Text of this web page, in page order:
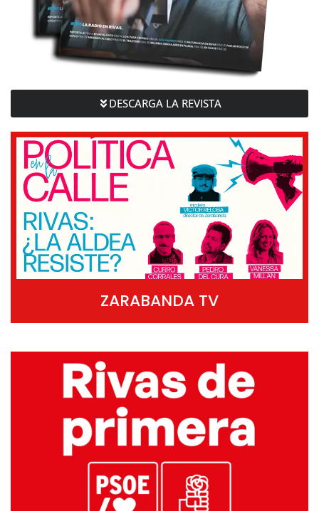
DESCARGA LA REVISTA
ZARABANDA TV